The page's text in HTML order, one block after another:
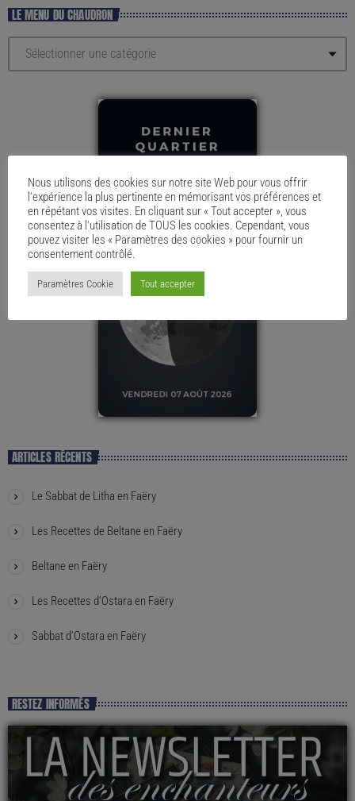
LE MENU DU CHAUDRON
ARTICLES RÉCENTS
Le Sabbat de Litha en Faëry
Les Recettes de Beltane en Faëry
Beltane en Faëry
Les Recettes d’Ostara en Faëry
Sabbat d’Ostara en Faëry
RESTEZ INFORMÉS
Nous utilisons des cookies sur notre site Web pour vous offrir
l'expérience la plus pertinente en mémorisant vos préférences et
en répétant vos visites. En cliquant sur « Tout accepter », vous
consentez à l'utilisation de TOUS les cookies. Cependant, vous
pouvez visiter les « Paramètres des cookies » pour fournir un
consentement contrôlé.
Paramètres Cookie Tout accepter